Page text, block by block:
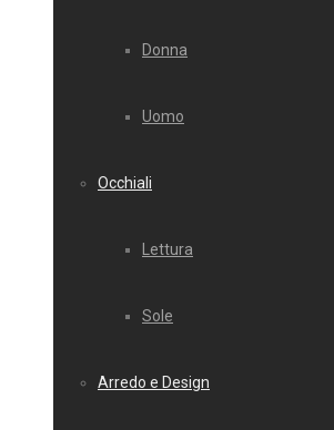
Donna
Uomo
Occhiali
Lettura
Sole
Arredo e Design